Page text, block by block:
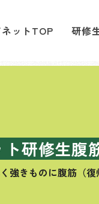
ットTOP 研修
研修生腹
強きものに腹筋（復